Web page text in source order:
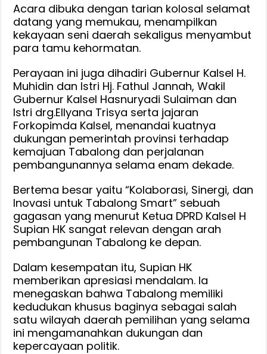
60
Acara dibuka dengan tarian kolosal selamat
datang yang memukau, menampilkan
kekayaan seni daerah sekaligus menyambut
para tamu kehormatan.
Perayaan ini juga dihadiri Gubernur Kalsel H.
Muhidin dan Istri Hj. Fathul Jannah, Wakil
Gubernur Kalsel Hasnuryadi Sulaiman dan
Istri drg.Ellyana Trisya serta jajaran
Forkopimda Kalsel, menandai kuatnya
dukungan pemerintah provinsi terhadap
kemajuan Tabalong dan perjalanan
pembangunannya selama enam dekade.
Bertema besar yaitu “Kolaborasi, Sinergi, dan
Inovasi untuk Tabalong Smart” sebuah
gagasan yang menurut Ketua DPRD Kalsel H
Supian HK sangat relevan dengan arah
pembangunan Tabalong ke depan.
Dalam kesempatan itu, Supian HK
memberikan apresiasi mendalam. Ia
menegaskan bahwa Tabalong memiliki
kedudukan khusus baginya sebagai salah
satu wilayah daerah pemilihan yang selama
ini mengamanahkan dukungan dan
kepercayaan politik.